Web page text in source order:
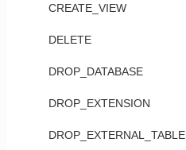
CREATE_VIEW
DELETE
DROP_DATABASE
DROP_EXTENSION
DROP_EXTERNAL_TABLE